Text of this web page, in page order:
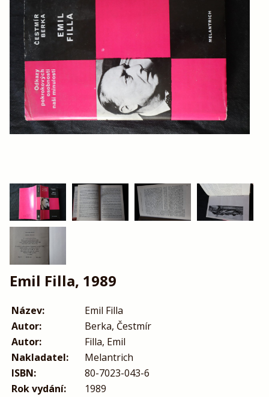
Emil Filla, 1989
Název:
Emil Filla
Autor:
Berka, Čestmír
Autor:
Filla, Emil
Nakladatel:
Melantrich
ISBN:
80-7023-043-6
Rok vydání:
1989